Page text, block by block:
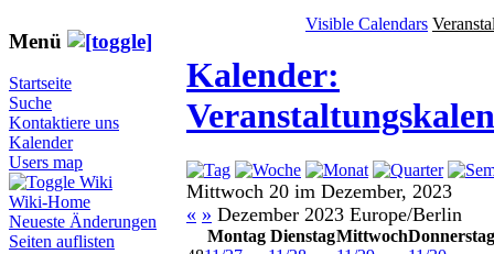
Menü
Startseite
Suche
Kontaktiere uns
Kalender
Users map
Wiki
Wiki-Home
Neueste Änderungen
Seiten auflisten
Visible Calendars
Kalender:
Mittwoch 20 im Dezember, 2023
« » Dezember 2023 Europe/Berlin
Montag DienstagMittwochDonnerstag